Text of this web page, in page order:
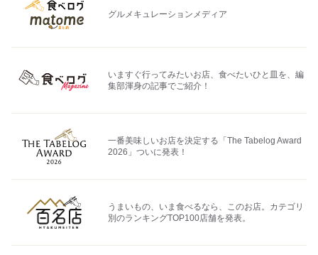
グルメキュレーションメディア
いますぐ行ってみたいお店、食べたいひと皿を、編
集部渾身の記事でご紹介！
一番美味しいお店を決定する「The Tabelog Award
2026」ついに発表！
うまいもの、いま食べるなら、このお店。カテゴリ
別のランキングTOP100店舗を発表。